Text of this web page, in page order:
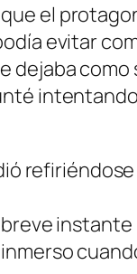
el
evitar
instante
inmerso